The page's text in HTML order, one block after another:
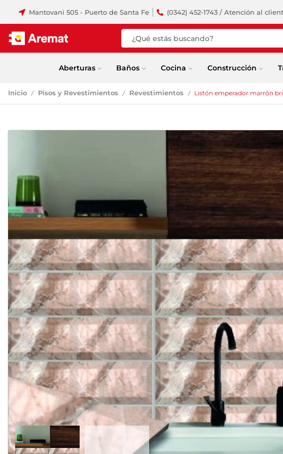
Mantovani 505 - Puerto de Santa Fe (0342) 452-1743 / Atención al
Aberturas Baños Cocina Construcción
Inicio / Pisos y Revestimientos / Revestimientos / Listón emperador marrón